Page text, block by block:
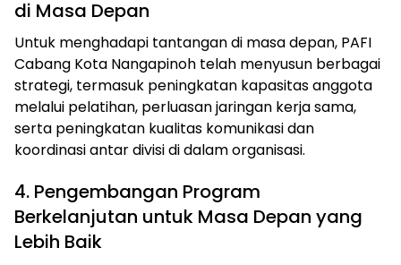
di Masa Depan
Untuk menghadapi tantangan di masa depan, PAFI
Cabang Kota Nangapinoh telah menyusun berbagai
strategi, termasuk peningkatan kapasitas anggota
melalui pelatihan, perluasan jaringan kerja sama,
serta peningkatan kualitas komunikasi dan
koordinasi antar divisi di dalam organisasi.
4. Pengembangan Program
Berkelanjutan untuk Masa Depan yang
Lebih Baik